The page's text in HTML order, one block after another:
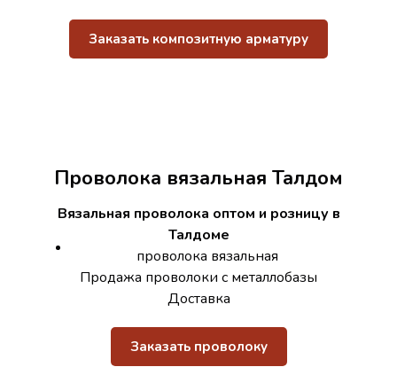
Заказать композитную арматуру
Проволока вязальная Талдом
Вязальная проволока оптом и розницу в
Талдоме
проволока вязальная
Продажа проволоки с металлобазы
Доставка
Заказать проволоку